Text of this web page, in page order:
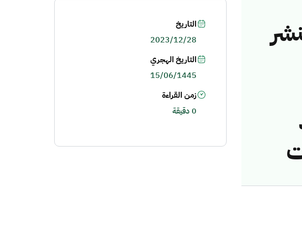
التاريخ
2023/12/28
التاريخ الهجري
15/06/1445
زمن القراءة
0 دقيقة